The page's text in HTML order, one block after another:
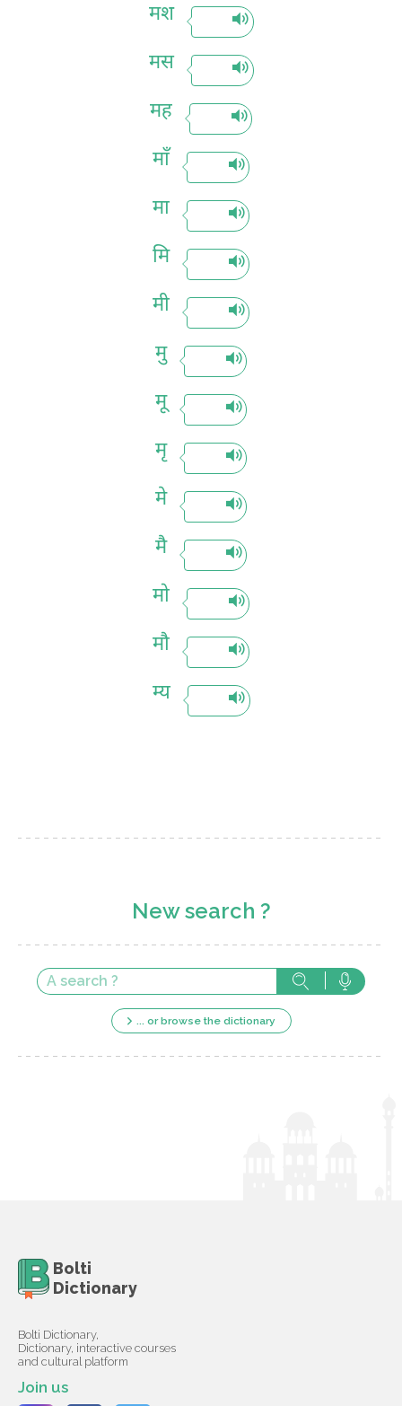
मश
मस
मह
माँ
मा
मि
मी
मु
मू
मृ
मे
मै
मो
मौ
म्य
New search ?
... or browse the dictionary
Bolti
Dictionary
Bolti Dictionary,
Dictionary, interactive courses
and cultural platform
Join us